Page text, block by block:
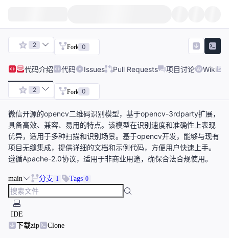
2 Fork 0
代码介绍 代码 Issues Pull Requests 项目讨论 Wiki
2 Fork 0
微信开源的opencv二维码识别模型，基于opencv-3rdparty扩展，
具备高效、兼容、易用的特点。该模型在识别速度和准确性上表现
优异，适用于多种扫描和识别场景。基于opencv开发，能够与现有
项目无缝集成，提供详细的文档和示例代码，方便用户快速上手。
遵循Apache-2.0协议，适用于非商业用途，确保合法合规使用。
main 分支 1 Tags 0
IDE
下载zip
Clone